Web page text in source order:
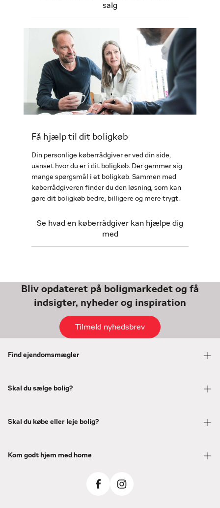
salg
Få hjælp til dit boligkøb
Din personlige køberrådgiver er ved din side,
uanset hvor du er i dit boligkøb. Der gemmer sig
mange spørgsmål i et boligkøb. Sammen med
køberrådgiveren finder du den løsning, som kan
gøre dit boligkøb bedre, billigere og mere trygt.
Se hvad en køberrådgiver kan hjælpe dig
med
Bliv opdateret på boligmarkedet og få
indsigter, nyheder og inspiration
Tilmeld nyhedsbrev
Find ejendomsmægler
Skal du sælge bolig?
Skal du købe eller leje bolig?
Kom godt hjem med home